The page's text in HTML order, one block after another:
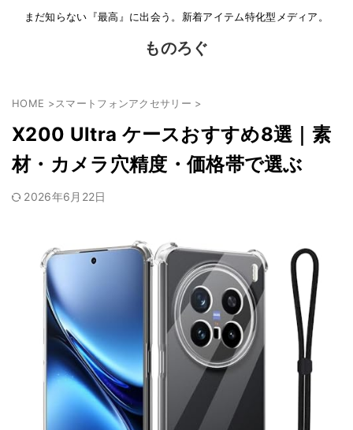
まだ知らない『最高』に出会う。新着アイテム特化型メディア。
ものろぐ
HOME >スマートフォンアクセサリー >
X200 Ultra ケースおすすめ8選｜素
材・カメラ穴精度・価格帯で選ぶ
2026年6月22日